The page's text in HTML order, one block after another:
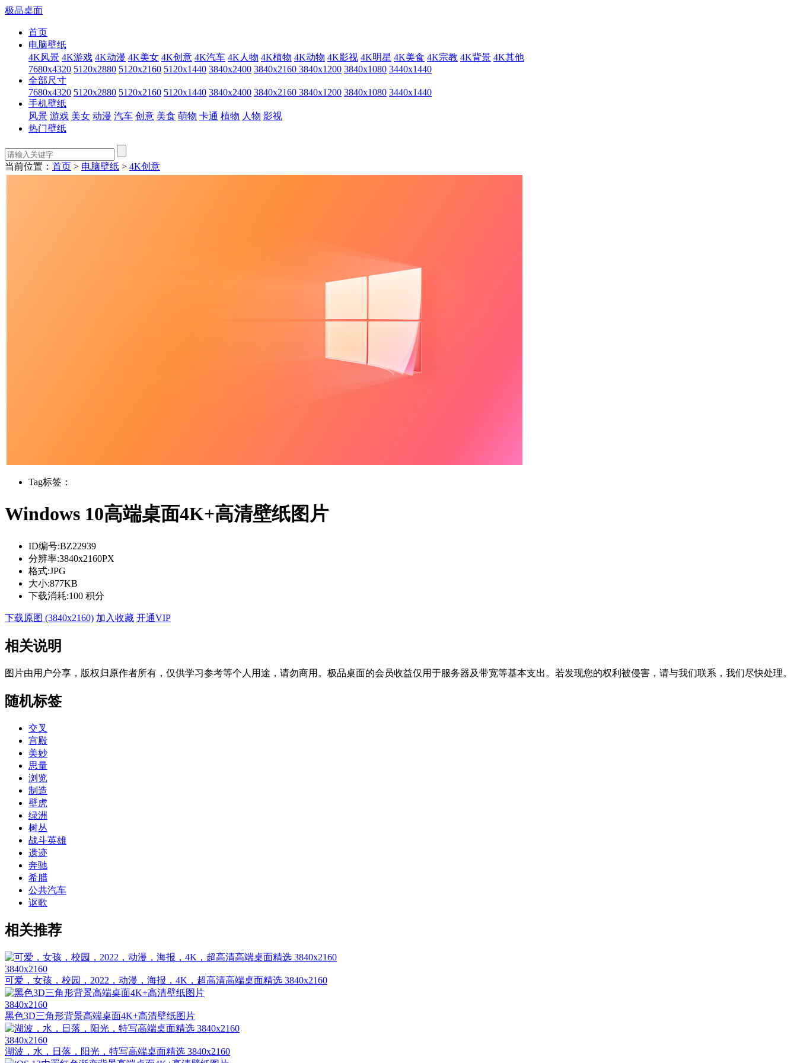
极品桌面
首页
电脑壁纸
4K风景 4K游戏 4K动漫 4K美女 4K创意 4K汽车 4K人物 4K植物 4K动物 4K影视 4K明星 4K美食 4K宗教 4K背景 4K其他
7680x4320 5120x2880 5120x2160 5120x1440 3840x2400 3840x2160 3840x1200 3840x1080 3440x1440
全部尺寸
7680x4320 5120x2880 5120x2160 5120x1440 3840x2400 3840x2160 3840x1200 3840x1080 3440x1440
手机壁纸
风景 游戏 美女 动漫 汽车 创意 美食 萌物 卡通 植物 人物 影视
热门壁纸
当前位置： 首页 > 电脑壁纸 > 4K创意
Tag标签：
Windows 10高端桌面4K+高清壁纸图片
ID编号:BZ22939
分辨率:3840x2160PX
格式:JPG
大小:877KB
下载消耗:100 积分
下载原图 (3840x2160) 加入收藏 开通VIP
相关说明
图片由用户分享，版权归原作者所有，仅供学习参考等个人用途，请勿商用。极品桌面的会员收益仅用于服务器及带宽等基本支出。若发现您的权利被侵害，请与我们联系，我们尽快处理。
随机标签
交叉
宫殿
美妙
思量
浏览
制造
壁虎
绿洲
树丛
战斗英雄
遗迹
奔驰
希腊
公共汽车
讴歌
相关推荐
3840x2160
可爱，女孩，校园，2022，动漫，海报，4K，超高清高端桌面精选 3840x2160
3840x2160
黑色3D三角形背景高端桌面4K+高清壁纸图片
3840x2160
湖波，水，日落，阳光，特写高端桌面精选 3840x2160